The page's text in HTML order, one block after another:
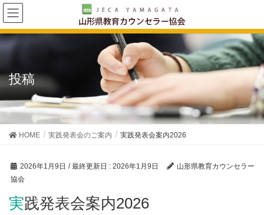
投稿
HOME 実践発表会のご案内 実践発表会案内2026
2026年1月9日 / 最終更新日 : 2026年1月9日
山形県教育カウンセラー
協会
実践発表会案内2026